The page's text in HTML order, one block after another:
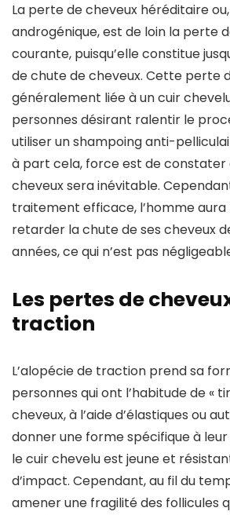
La perte de cheveux héréditaire
androgénique, est de loin la perte
courante, puisqu’elle constitue
de chute de cheveux. Cette perte
généralement liée à un cuir
personnes désirant ralentir le
utiliser un shampoing anti-
à part cela, force est de constater
cheveux sera inévitable.
traitement efficace, l’homme aura
retarder la chute de ses cheveux
années, ce qui n’est pas
Les pertes de
traction
L’alopécie de traction prend sa
personnes qui ont l’habitude de «
cheveux, à l’aide d’élastiques ou
donner une forme spécifique à
le cuir chevelu est jeune et
d’impact. Cependant, au fil du
amener une fragilité des follicules